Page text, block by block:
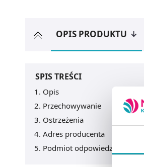
OPIS PRODUKTU
SPIS TREŚCI
Opis
Przechowywanie
Ostrzeżenia
Adres producenta
Podmiot odpowiedzialny